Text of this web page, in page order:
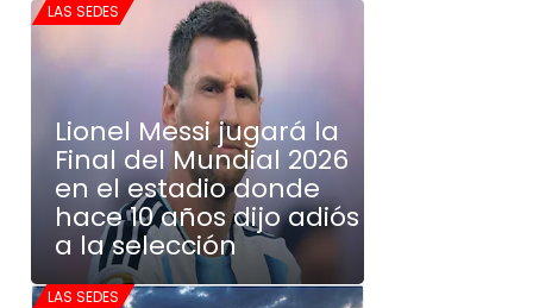
LAS SEDES
Lionel Messi jugará la
Final del Mundial 2026
en el estadio donde
hace 10 años dijo adiós
a la selección
LAS SEDES